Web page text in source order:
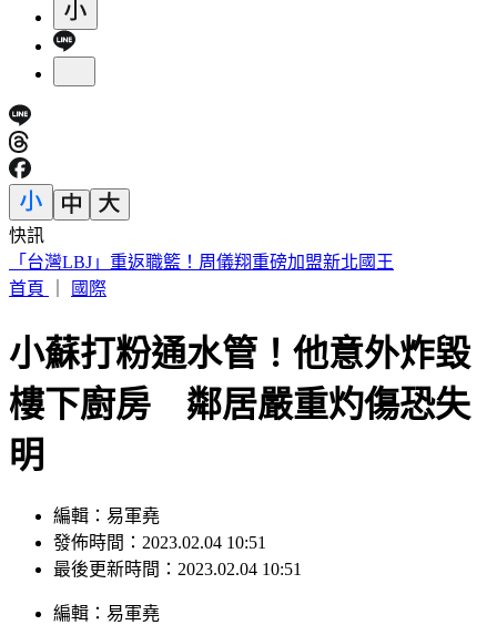
快訊
高雄金獅湖驚悚掛男屍！「衣著整齊」身分曝 民眾目擊嚇壞
首頁
國際
小蘇打粉通水管！他意外炸毀
樓下廚房 鄰居嚴重灼傷恐失
明
編輯：易軍堯
發佈時間：2023.02.04 10:51
最後更新時間：2023.02.04 10:51
編輯 ： 易軍堯